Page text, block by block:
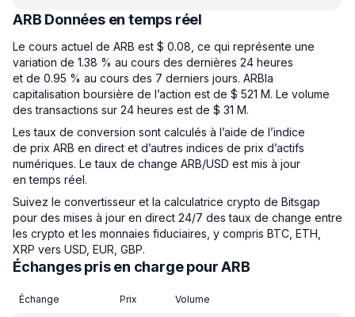
ARB Données en temps réel
Le cours actuel de ARB est $ 0.08, ce qui représente une
variation de 1.38 % au cours des dernières 24 heures
et de 0.95 % au cours des 7 derniers jours. ARBla
capitalisation boursière de l’action est de $ 521 M. Le volume
des transactions sur 24 heures est de $ 31 M.
Les taux de conversion sont calculés à l’aide de l’indice
de prix ARB en direct et d’autres indices de prix d’actifs
numériques. Le taux de change ARB/USD est mis à jour
en temps réel.
Suivez le convertisseur et la calculatrice crypto de Bitsgap
pour des mises à jour en direct 24/7 des taux de change entre
les crypto et les monnaies fiduciaires, y compris BTC, ETH,
XRP vers USD, EUR, GBP.
Échanges pris en charge pour ARB
Échange Prix Volume